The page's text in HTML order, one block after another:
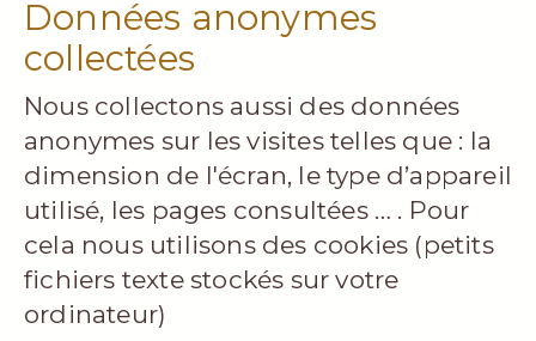
Données anonymes
collectées
Nous collectons aussi des données
anonymes sur les visites telles que : la
dimension de l'écran, le type d’appareil
utilisé, les pages consultées … . Pour
cela nous utilisons des cookies (petits
fichiers texte stockés sur votre
ordinateur)